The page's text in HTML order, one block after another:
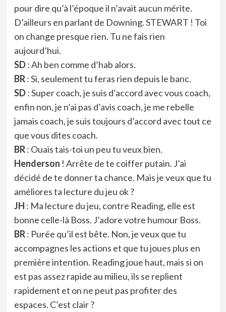
pour dire qu’à l’époque il n’avait aucun mérite.
D’ailleurs en parlant de Downing. STEWART ! Toi
on change presque rien. Tu ne fais rien
aujourd’hui.
SD: Ah ben comme d’hab alors.
BR: Si, seulement tu feras rien depuis le banc.
SD: Super coach, je suis d’accord avec vous coach,
enfin non, je n’ai pas d’avis coach, je me rebelle
jamais coach, je suis toujours d’accord avec tout ce
que vous dites coach.
BR: Ouais tais-toi un peu tu veux bien.
Henderson ! Arrête de te coiffer putain. J’ai
décidé de te donner ta chance. Mais je veux que tu
améliores ta lecture du jeu ok ?
JH : Ma lecture du jeu, contre Reading, elle est
bonne celle-là Boss. J’adore votre humour Boss.
BR: Purée qu’il est bête. Non, je veux que tu
accompagnes les actions et que tu joues plus en
première intention. Reading joue haut, mais si on
est pas assez rapide au milieu, ils se replient
rapidement et on ne peut pas profiter des
espaces. C’est clair ?